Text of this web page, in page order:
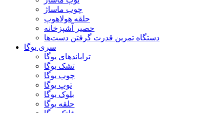
چوب ماساژ
حلقه هولاهوپ
حصیر آشپزخانه
دستگاه تمرین قدرت گرفتن دست‌ها
سری یوگا
تراباندهای یوگا
تشک یوگا
چوب یوگا
توپ یوگا
بلوک یوگا
حلقه یوگا